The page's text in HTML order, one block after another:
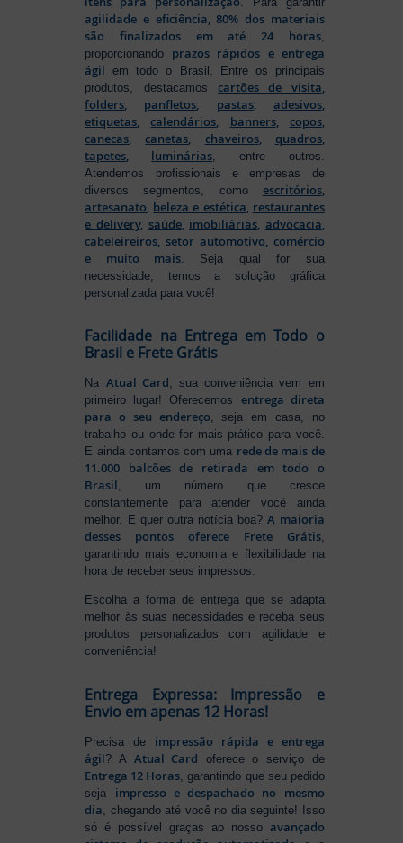
agilidade e eficiência, 80% dos materiais
são finalizados em até 24 horas,
proporcionando prazos rápidos e entrega
ágil em todo o Brasil. Entre os principais
produtos, destacamos cartões de visita,
folders, panfletos, pastas, adesivos,
etiquetas,calendários, banners, copos,
canecas,canetas, chaveiros, quadros,
tapetes, luminárias , entre outros.
Atendemos profissionais e empresas de
diversos segmentos, como escritórios,
artesanato, beleza e estética, restaurantes
e delivery, saúde, imobiliárias, advocacia,
cabeleireiros, setor automotivo, comércio
e muito mais . Seja qual for sua
necessidade, temos a solução gráfica
personalizada para você!
Facilidade na Entrega em Todo o
Brasil e Frete Grátis
Na Atual Card, sua conveniência vem em
primeiro lugar! Oferecemos entrega direta
para o seu endereço, seja em casa, no
trabalho ou onde for mais prático para você.
E ainda contamos com uma rede de mais de
11.000 balcões de retirada em todo o
Brasil, um número que cresce
constantemente para atender você ainda
melhor. E quer outra notícia boa?A maioria
desses pontos oferece Frete Grátis,
garantindo mais economia e flexibilidade na
hora de receber seus impressos.
Escolha a forma de entrega que se adapta
melhor às suas necessidades e receba seus
produtos personalizados com agilidade e
conveniência!
Entrega Expressa: Impressão e
Envio em apenas 12 Horas!
Precisa de impressão rápida e entrega
ágil? A Atual Card oferece o serviço de
Entrega 12 Horas , garantindo que seu pedido
seja impresso e despachado no mesmo
dia , chegando até você no dia seguinte! Isso
só é possível graças ao nosso avançado